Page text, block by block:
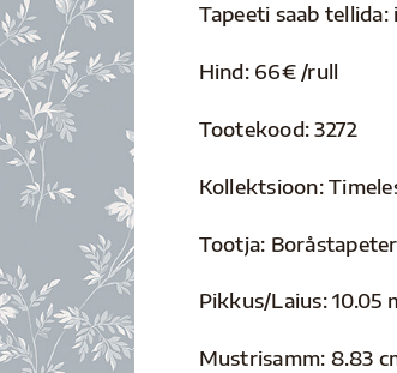
Tapeeti saab
Hind: 66€ /rull
Tootekood: 3272
Kollektsioon:
Tootja: Boråstapeter
Pikkus/Laius: 10.05
Mustrisamm: 8.83